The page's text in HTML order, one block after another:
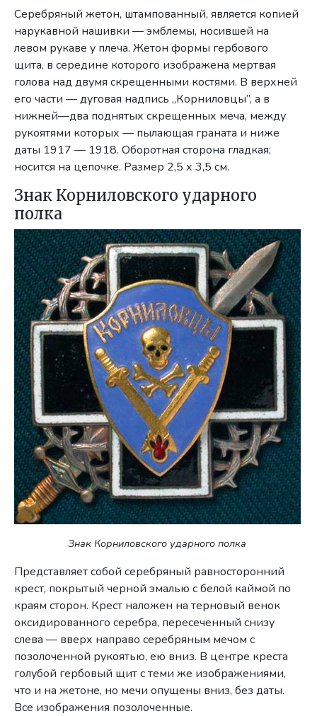
Серебряный жетон, штампованный, является копией
нарукавной нашивки — эмблемы, носившей на
левом рукаве у плеча. Жетон формы гербового
щита, в середине которого изображена мерт­вая
голова над двумя скрещенными костями. В верхней
его части — дуго­вая надпись „Корниловцы”, а в
нижней—два поднятых скрещенных меча, между
рукоятями которых — пылающая граната и ниже
даты 1917 — 1918. Оборотная сторона гладкая;
носится на цепочке. Размер 2,5 х 3,5 см.
Знак Корниловского ударного
полка
Знак Корниловского ударного полка
Представляет собой серебряный равносторонний
крест, покрытый черной эмалью с белой каймой по
краям сторон. Крест наложен на терно­вый венок
оксидированного серебра, пересеченный снизу
слева — вверх направо серебряным мечом с
позолоченной рукоятью, ею вниз. В центре креста
голубой гербовый щит с теми же изображениями,
что и на жетоне, но мечи опущены вниз, без даты.
Все изображения позолоченные.